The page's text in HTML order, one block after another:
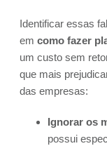
Identificar essas
em como fazer
um custo sem
que mais
das empresas:
Ignorar os
possui